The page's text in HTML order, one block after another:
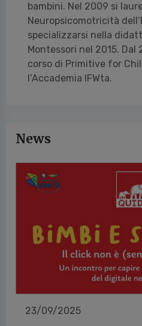
bambini. Nel 2009 si
Neuropsicomotricità
specializzarsi nella
Montessori nel 2015. Dal
corso di Primitive for
l’Accademia IFWta.
News
23/09/2025